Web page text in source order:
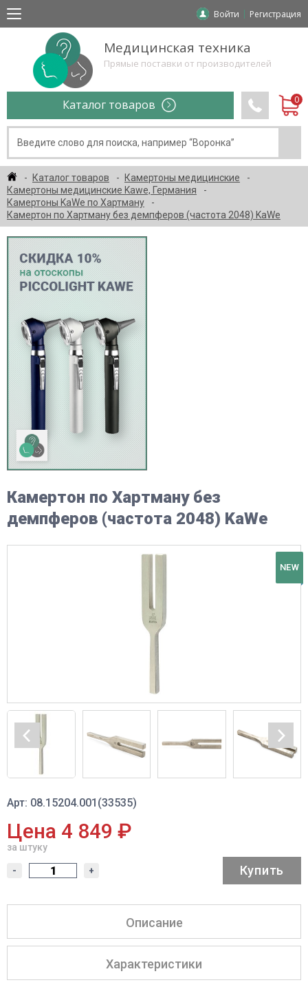
Войти Регистрация
Медицинская техника
Прямые поставки от производителей
Каталог товаров
Каталог товаров
Камертоны медицинские
Камертоны медицинские Kawe, Германия
Камертоны KaWe по Хартману
Камертон по Хартману без демпферов (частота 2048) KaWe
Камертон по Хартману без
демпферов (частота 2048) KaWe
NEW
Арт: 08.15204.001(33535)
Цена 4 849 ₽
за штуку
- + Купить
Описание
Характеристики